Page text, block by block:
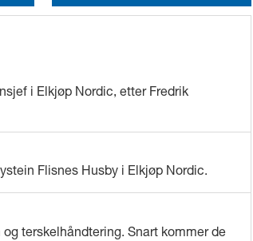
i Elkjøp Nordic, etter Fredrik
Flisnes Husby i Elkjøp Nordic.
terskelhåndtering. Snart kommer de